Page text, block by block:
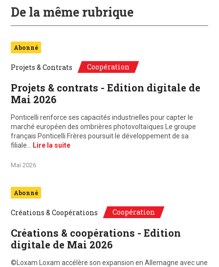
De la même rubrique
Abonné
Projets & Contrats Coopération
Projets & contrats - Edition digitale de
Mai 2026
Ponticelli renforce ses capacités industrielles pour capter le
marché européen des ombrières photovoltaïques Le groupe
français Ponticelli Frères poursuit le développement de sa
filiale…
Lire la suite
Mai 2026
Abonné
Créations & Coopérations Coopération
Créations & coopérations - Edition
digitale de Mai 2026
©Loxam Loxam accélère son expansion en Allemagne avec une